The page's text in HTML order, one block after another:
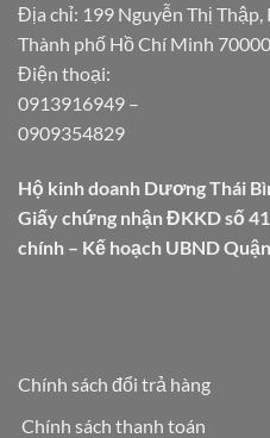
Địa chỉ: 199 Nguyễn Thị
Thành phố Hồ Chí Minh 70000
Điện thoại:
0913916949 –
0909354829
Hộ kinh doanh Dương Thái
Giấy chứng nhận ĐKKD số
chính – Kế hoạch UBND Quận
Chính sách đổi trả hàng
Chính sách thanh toán